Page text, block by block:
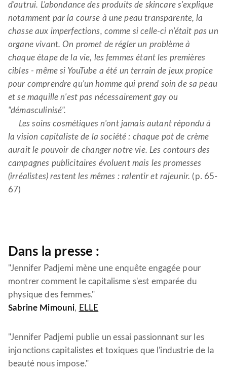
d'autrui. L'abondance des produits de skincare s'explique
notamment par la course à une peau transparente, la
chasse aux imperfections, comme si celle-ci n'était pas un
organe vivant. On promet de régler un problème à
chaque étape de la vie, les femmes étant les premières
cibles - même si YouTube a été un terrain de jeux propice
pour comprendre qu'un homme qui prend soin de sa peau
et se maquille n'est pas nécessairement gay ou
"démasculinisé".
Les soins cosmétiques n'ont jamais autant répondu à
la vision capitaliste de la société : chaque pot de crème
aurait le pouvoir de changer notre vie. Les contours des
campagnes publicitaires évoluent mais les promesses
(irréalistes) restent les mêmes : ralentir et rajeunir.(p. 65-
67)
Dans la presse :
"Jennifer Padjemi mène une enquête engagée pour
montrer comment le capitalisme s'est emparée du
physique des femmes."
Sabrine Mimouni, ELLE
"Jennifer Padjemi publie un essai passionnant sur les
injonctions capitalistes et toxiques que l'industrie de la
beauté nous impose."